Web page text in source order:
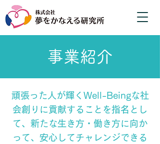
事業紹介
頑張った人が輝くWell-Beingな社
会創りに貢献することを指名とし
て、新たな生き方・働き方に向か
って、安心してチャレンジできる